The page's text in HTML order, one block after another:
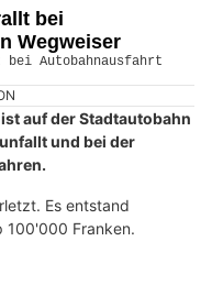
bei
Wegweiser
auf der Stadtautobahn
und bei der
Es entstand
100'000 Franken.